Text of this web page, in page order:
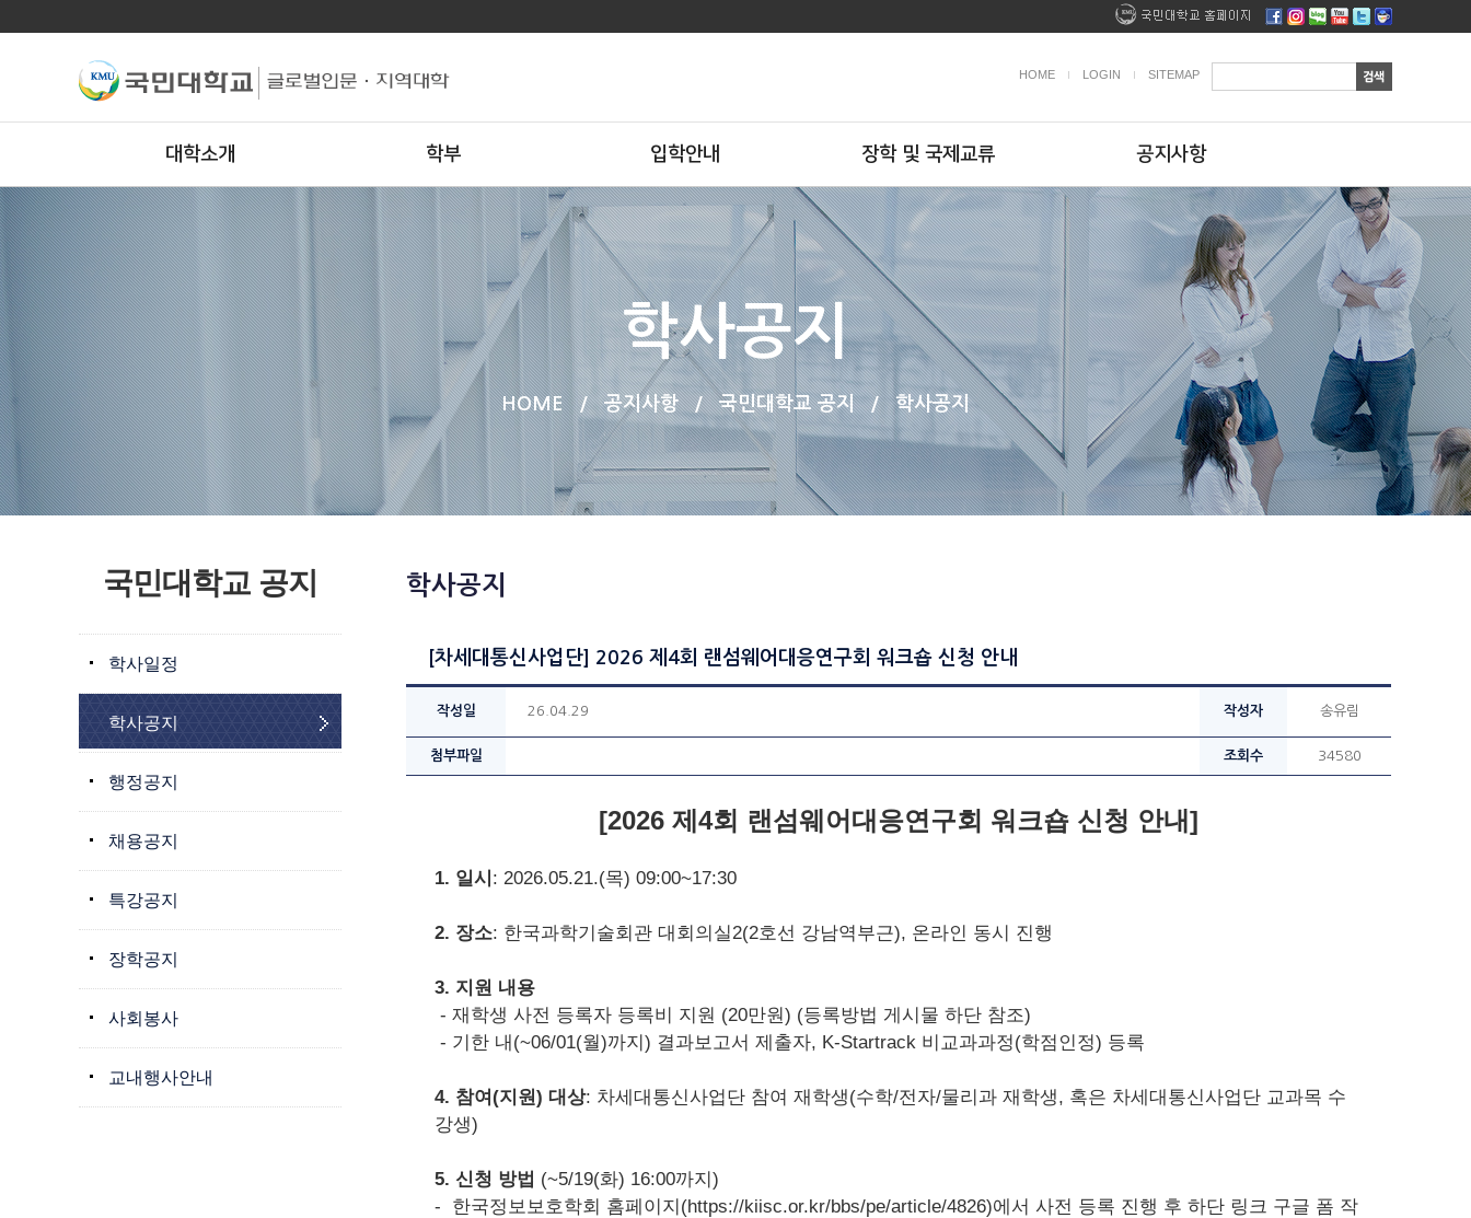
HOME LOGIN SITEMAP
대학소개 학부 입학안내 장학 및 국제교류 공지사항
학사공지
HOME / 공지사항 / 국민대학교 공지 / 학사공지
국민대학교 공지
학사일정
학사공지
행정공지
채용공지
특강공지
장학공지
사회봉사
교내행사안내
학사공지
[차세대통신사업단] 2026 제4회 랜섬웨어대응연구회 워크숍 신청 안내
작성일 26.04.29 작성자 송유림
첨부파일 조회수 34580
[2026 제4회 랜섬웨어대응연구회 워크숍 신청 안내]
1. 일시 : 2026.05.21.(목) 09:00~17:30
2. 장소: 한국과학기술회관 대회의실2(2호선 강남역부근), 온라인 동시 진행
3. 지원 내용
- 재학생 사전 등록자 등록비 지원 (20만원) (등록방법 게시물 하단 참조)
- 기한 내(~06/01(월)까지) 결과보고서 제출자, K-Startrack 비교과과정(학점인정) 등록
4. 참여(지원) 대상: 차세대통신사업단 참여 재학생(수학/전자/물리과 재학생, 혹은 차세대통신사업단 교과목 수
강생)
5. 신청 방법 (~5/19(화) 16:00까지)
- 한국정보보호학회 홈페이지(https://kiisc.or.kr/bbs/pe/article/4826)에서 사전 등록 진행 후 하단 링크 구글 폼 작